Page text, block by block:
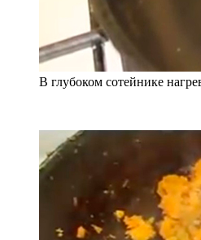
В глубоком сотейнике